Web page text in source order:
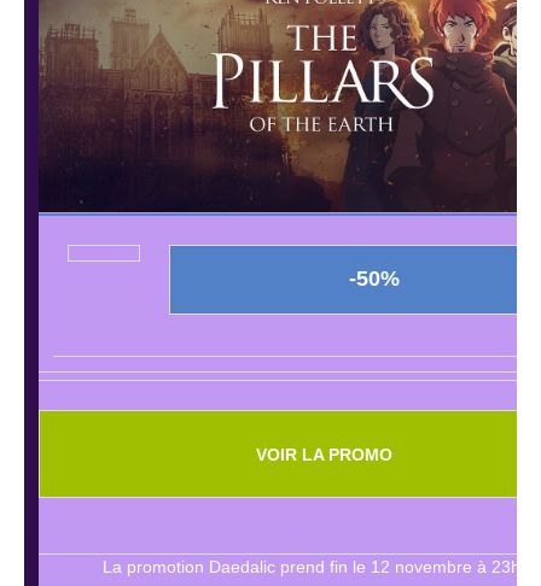
-50%
VOIR LA PROMO
La promotion Daedalic prend fin le 12 novembre à